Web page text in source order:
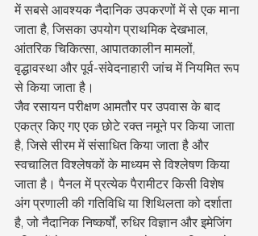
में सबसे आवश्यक नैदानिक उपकरणों में से एक माना
जाता है, जिसका उपयोग प्राथमिक देखभाल,
आंतरिक चिकित्सा, आपातकालीन मामलों,
वृद्धावस्था और पूर्व-संवेदनाहारी जांच में नियमित रूप
से किया जाता है।
जैव रसायन परीक्षण आमतौर पर उपवास के बाद
एकत्र किए गए एक छोटे रक्त नमूने पर किया जाता
है, जिसे सीरम में संसाधित किया जाता है और
स्वचालित विश्लेषकों के माध्यम से विश्लेषण किया
जाता है। पैनल में प्रत्येक पैरामीटर किसी विशेष
अंग प्रणाली की गतिविधि या शिथिलता को दर्शाता
है, जो नैदानिक निष्कर्षों, रुधिर विज्ञान और इमेजिंग